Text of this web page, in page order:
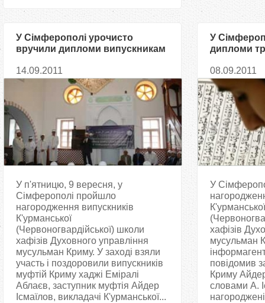
У Сімферополі урочисто
вручили дипломи випускникам
14.09.2011
У п'ятницю, 9 вересня, у
Сімферополі пройшло
нагородження випускників
К'урманської
(Червоногвардійської) школи
хафізів Духовного управління
мусульман Криму. У заході взяли
участь і поздоровили випускників
муфтій Криму хаджі Еміралі
Аблаєв, заступник муфтія Айдер
Ісмаїлов, викладачі К'урманської...
У
дипломи
08.09.2011
У
К'урманської
хафізів
мусульман
повідомив
Криму
словами А.